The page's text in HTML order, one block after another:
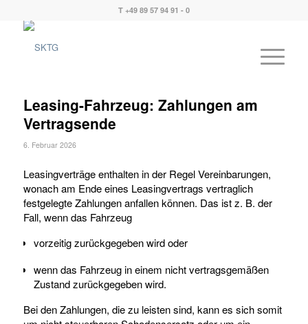
T +49 89 57 94 91 - 0
Leasing-Fahrzeug: Zahlungen am
Vertragsende
6. Februar 2026
Leasingverträge enthalten in der Regel Vereinbarungen,
wonach am Ende eines Leasingvertrags vertraglich
festgelegte Zahlungen anfallen können. Das ist z. B. der
Fall, wenn das Fahrzeug
vorzeitig zurückgegeben wird oder
wenn das Fahrzeug in einem nicht vertragsgemäßen
Zustand zurückgegeben wird.
Bei den Zahlungen, die zu leisten sind, kann es sich somit